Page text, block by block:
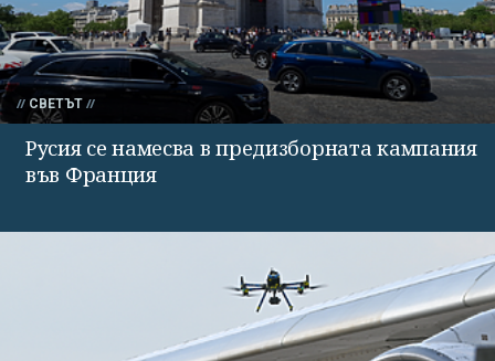
СВЕТЪТ
Русия се намесва в предизборната кампания
във Франция